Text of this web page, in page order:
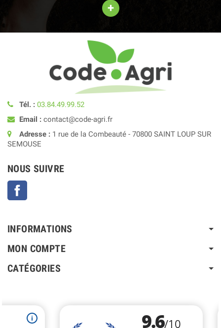
+
Tél. : 03.84.49.99.52
Email : contact@code-agri.fr
Adresse : 1 rue de la Combeauté - 70800 SAINT LOUP SUR
SEMOUSE
NOUS SUIVRE
INFORMATIONS
MON COMPTE
CATÉGORIES